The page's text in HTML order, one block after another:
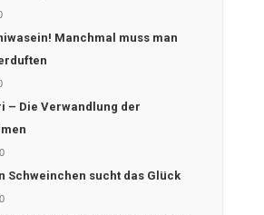
Manchmal muss man
– Die Verwandlung der
Schweinchen sucht das Glück